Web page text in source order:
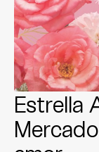
Estrella